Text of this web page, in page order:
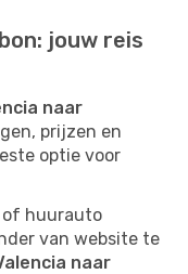
jouw reis
naar
prijzen en
optie voor
of huurauto
van website te
naar